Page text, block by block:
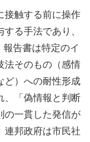
触する前に操作
る手法であり、
告書は特定のイ
法そのもの（感情
ど）への耐性形成
、「偽情報と判断
の一貫した発信が
連邦政府は市民社